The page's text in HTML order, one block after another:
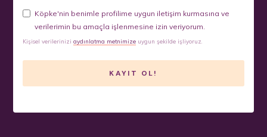
Köpke'nin benimle profilime uygun iletişim kurmasına ve
verilerimin bu amaçla işlenmesine izin veriyorum.
Kişisel verileriniziaydınlatma metnimize uygun şekilde işliyoruz.